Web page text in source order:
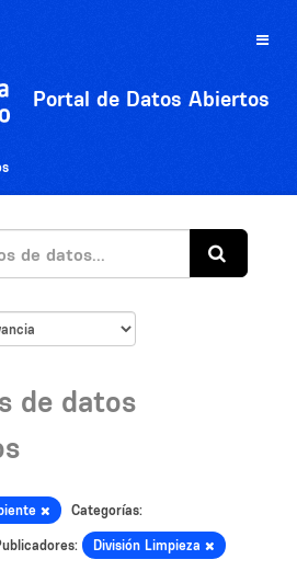
Toggle
Portal de Datos Abiertos
de datos
Categorías:
División Limpieza